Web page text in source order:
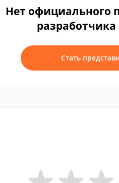
Нет официального
разработчика
Стать